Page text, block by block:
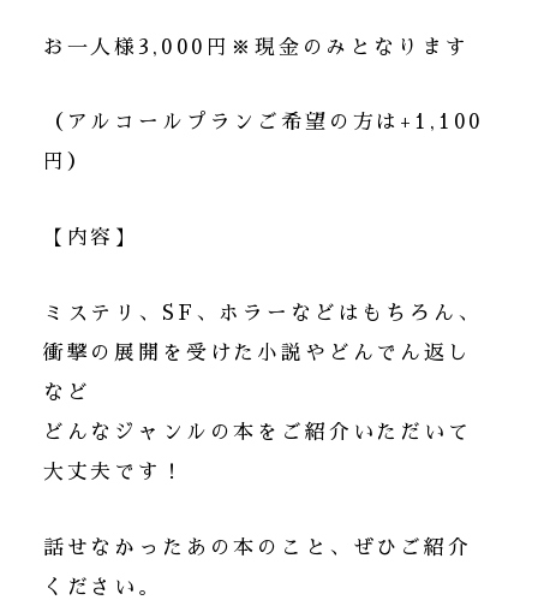
お一人様3,000円※現金のみとなります
（アルコールプランご希望の方は+1,100
円）
【内容】
ミステリ、SF、ホラーなどはもちろん、
衝撃の展開を受けた小説やどんでん返し
など
どんなジャンルの本をご紹介いただいて
大丈夫です！
話せなかったあの本のこと、ぜひご紹介
ください。